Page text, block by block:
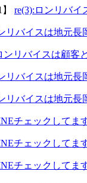
re(3):ロンリバ
リバイスは地元
ンリバイスは顧客
リバイスは地元
リバイスは地元
チェックしてま
チェックしてま
チェックしてま